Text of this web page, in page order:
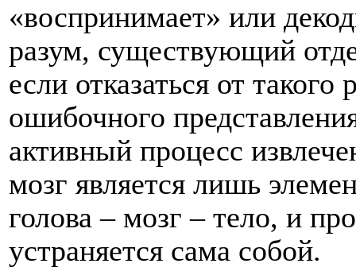
«воспринимает» или
разум, существующий
если отказаться от
ошибочного
активный процесс
мозг является лишь
голова – мозг – тело, и
устраняется сама собой.